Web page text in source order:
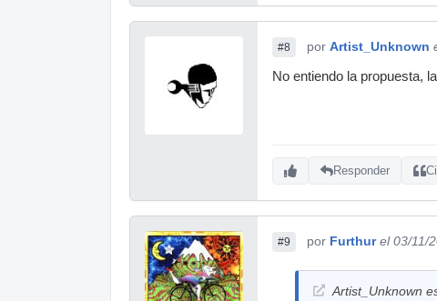
#8 por Artist_Unknown
No entiendo la propuesta,
Responder
#9 por Furthur el 03/11/
Artist_Unknown